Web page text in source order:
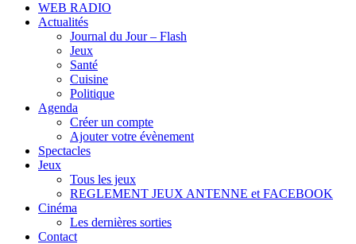
WEB RADIO
Actualités
Journal du Jour – Flash
Jeux
Santé
Cuisine
Politique
Agenda
Créer un compte
Ajouter votre évènement
Spectacles
Jeux
Tous les jeux
REGLEMENT JEUX ANTENNE et FACEBOOK
Cinéma
Les dernières sorties
Contact